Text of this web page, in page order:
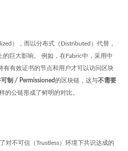
），而以分布式（Distributed）代替，
巨大影响。 例如，在Fabric中，采用中
有有效证书的节点和用户才可以访问区块
可制 / Permissioned的区块链，这与不需要
的公链形成了鲜明的对比。
对不可信（Trustless）环境下共识达成的